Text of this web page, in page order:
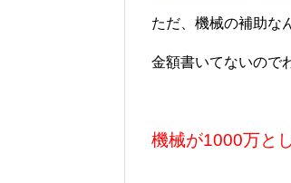
ただ、機械の補助な
金額書いてないので
機械が1000万と